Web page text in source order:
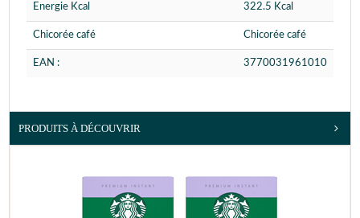
Energie Kcal 322.5 Kcal
Chicorée café Chicorée café
EAN : 3770031961010
PRODUITS À DÉCOUVRIR